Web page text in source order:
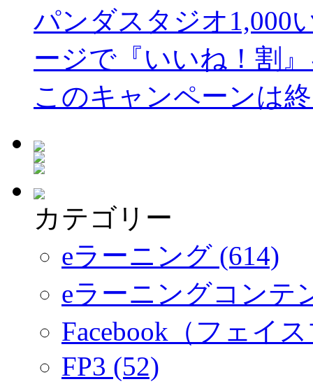
パンダスタジオ1,000
ージで『いいね！割
このキャンペーンは
カテゴリー
eラーニング (614)
eラーニングコンテ
Facebook（フェイ
FP3 (52)